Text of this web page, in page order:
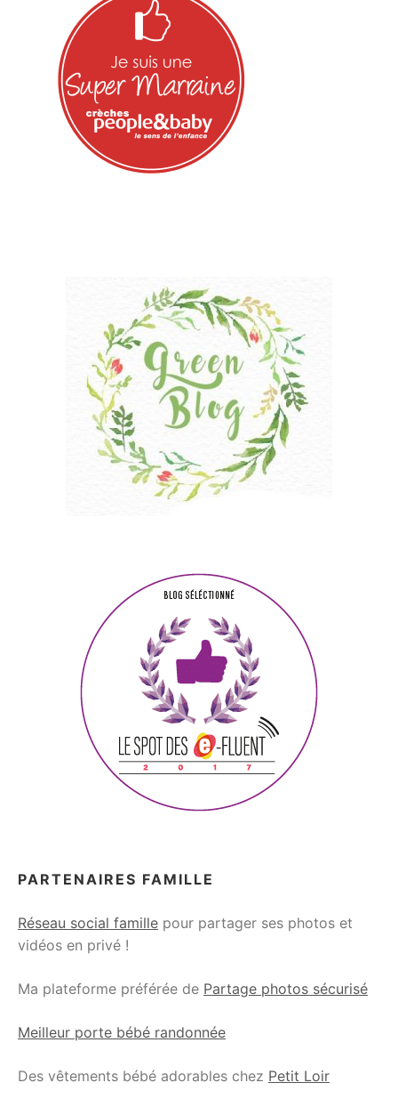
PARTENAIRES FAMILLE
Réseau social famille pour partager ses photos et
vidéos en privé !
Ma plateforme préférée de Partage photos sécurisé
Meilleur porte bébé randonnée
Des vêtements bébé adorables chez Petit Loir